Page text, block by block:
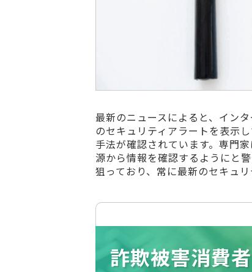
最新のニュースによると、イン
のセキュリティアラートを表示
手法が確認されています。専門
源から情報を確認するようにと
狙っており、常に最新のセキュ
詐欺被害消費